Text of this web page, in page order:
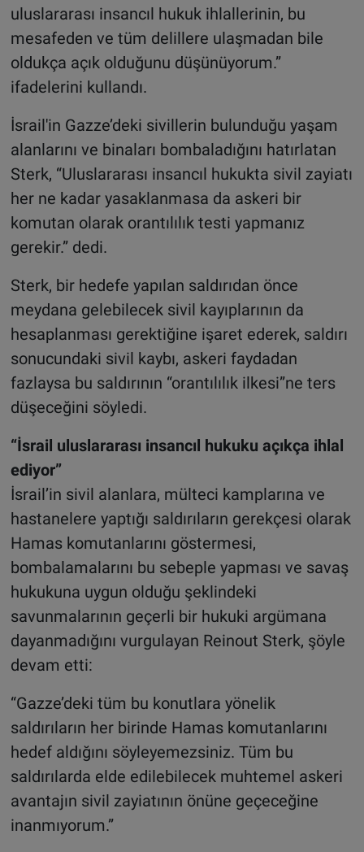
uluslararası insancıl hukuk ihlallerinin, bu
mesafeden ve tüm delillere ulaşmadan bile
oldukça açık olduğunu düşünüyorum.”
ifadelerini kullandı.
İsrail'in Gazze’deki sivillerin bulunduğu yaşam
alanlarını ve binaları bombaladığını hatırlatan
Sterk, “Uluslararası insancıl hukukta sivil zayiatı
her ne kadar yasaklanmasa da askeri bir
komutan olarak orantılılık testi yapmanız
gerekir.” dedi.
Sterk, bir hedefe yapılan saldırıdan önce
meydana gelebilecek sivil kayıplarının da
hesaplanması gerektiğine işaret ederek, saldırı
sonucundaki sivil kaybı, askeri faydadan
fazlaysa bu saldırının “orantılılık ilkesi”ne ters
düşeceğini söyledi.
“İsrail uluslararası insancıl hukuku açıkça ihlal
ediyor”
İsrail’in sivil alanlara, mülteci kamplarına ve
hastanelere yaptığı saldırıların gerekçesi olarak
Hamas komutanlarını göstermesi,
bombalamalarını bu sebeple yapması ve savaş
hukukuna uygun olduğu şeklindeki
savunmalarının geçerli bir hukuki argümana
dayanmadığını vurgulayan Reinout Sterk, şöyle
devam etti:
“Gazze’deki tüm bu konutlara yönelik
saldırıların her birinde Hamas komutanlarını
hedef aldığını söyleyemezsiniz. Tüm bu
saldırılarda elde edilebilecek muhtemel askeri
avantajın sivil zayiatının önüne geçeceğine
inanmıyorum.”